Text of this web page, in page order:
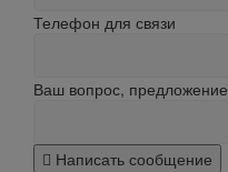
Телефон для связи
Ваш вопрос, предложение
Написать сообщение